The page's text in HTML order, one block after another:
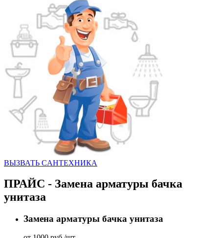
ВЫЗВАТЬ CАНТЕХНИКА
ПРАЙС - Замена арматуры бачка
унитаза
Замена арматуры бачка унитаза